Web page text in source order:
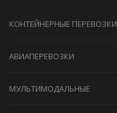
КОНТЕЙНЕРНЫЕ ПЕРЕВОЗКИ
АВИАПЕРЕВОЗКИ
МУЛЬТИМОДАЛЬНЫЕ